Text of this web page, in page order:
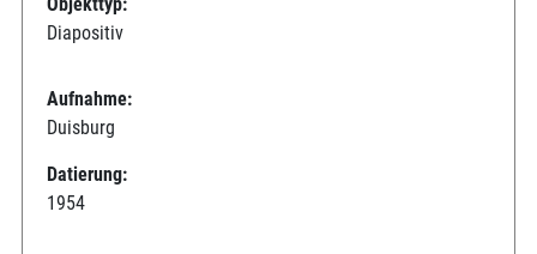
Diapositiv
Aufnahme:
Duisburg
Datierung:
1954